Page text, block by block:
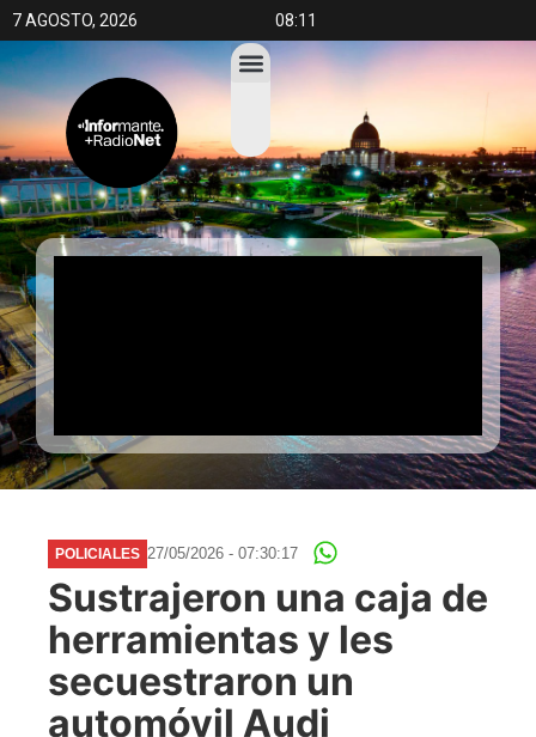
7 AGOSTO, 2026 08:11
POLICIALES 27/05/2026 - 07:30:17
Sustrajeron una caja de
herramientas y les
secuestraron un
automóvil Audi